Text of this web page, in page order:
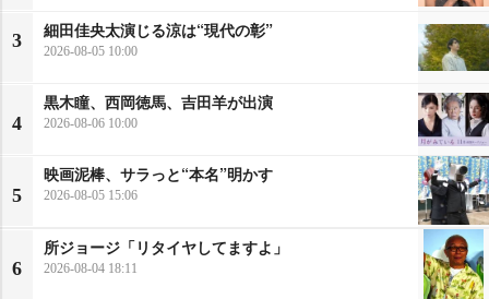
3
細田佳央太演じる涼は“現代の彰”
2026-08-05 10:00
4
黒木瞳、西岡徳馬、吉田羊が出演
2026-08-06 10:00
5
映画泥棒、サラっと“本名”明かす
2026-08-05 15:06
6
所ジョージ「リタイヤしてますよ」
2026-08-04 18:11